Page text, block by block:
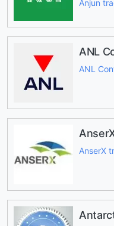
Anjun
ANL
ANL
AnserX